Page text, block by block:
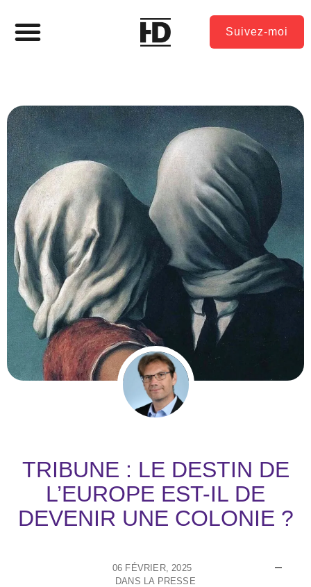
Suivez-moi
TRIBUNE : LE DESTIN DE
L’EUROPE EST-IL DE
DEVENIR UNE COLONIE ?
06 FÉVRIER, 2025
DANS LA PRESSE